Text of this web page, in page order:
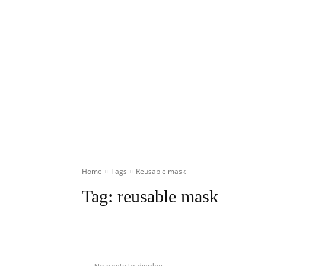
Home Tags Reusable mask
Tag: reusable mask